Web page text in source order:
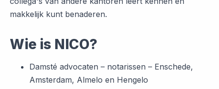
makkelijk kunt benaderen.
Wie is NICO?
Damsté advocaten – notarissen – Enschede,
Amsterdam, Almelo en Hengelo